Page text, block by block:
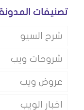
تصنيفات
شرح السيو
شروحات ويب
عروض ويب
اخبار الويب